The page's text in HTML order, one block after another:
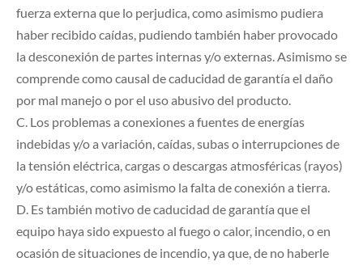
fuerza externa que lo perjudica, como asimismo pudiera
haber recibido caídas, pudiendo también haber provocado
la desconexión de partes internas y/o externas. Asimismo se
comprende como causal de caducidad de garantía el daño
por mal manejo o por el uso abusivo del producto.
C. Los problemas a conexiones a fuentes de energías
indebidas y/o a variación, caídas, subas o interrupciones de
la tensión eléctrica, cargas o descargas atmosféricas (rayos)
y/o estáticas, como asimismo la falta de conexión a tierra.
D. Es también motivo de caducidad de garantía que el
equipo haya sido expuesto al fuego o calor, incendio, o en
ocasión de situaciones de incendio, ya que, de no haberle